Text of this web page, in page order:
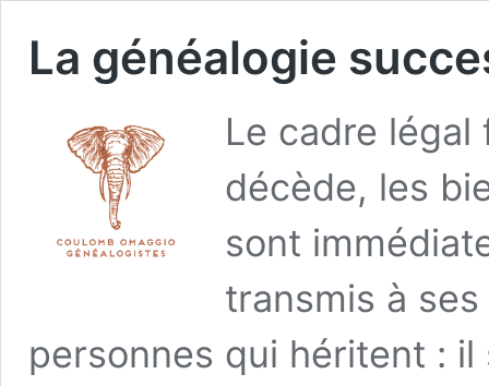
La généalogie
Le cadre légal
décède, les
sont
transmis à
personnes qui héritent : il